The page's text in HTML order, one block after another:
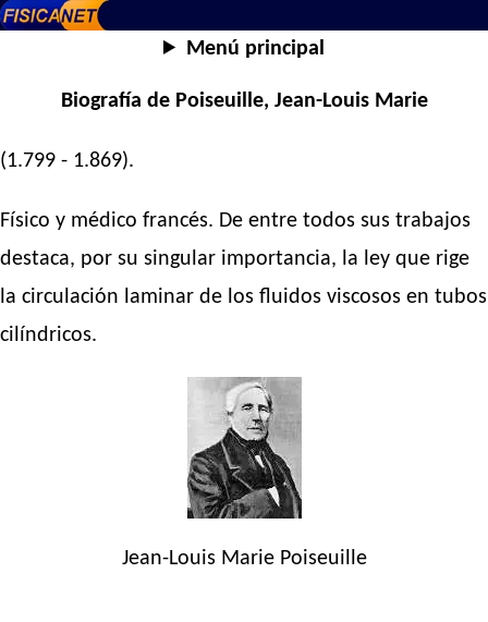
Menú principal
Biografía de Poiseuille, Jean-Louis Marie
(1.799 - 1.869).
Físico y médico francés. De entre todos sus trabajos
destaca, por su singular importancia, la ley que rige
la circulación laminar de los fluidos viscosos en tubos
cilíndricos.
Jean-Louis Marie Poiseuille